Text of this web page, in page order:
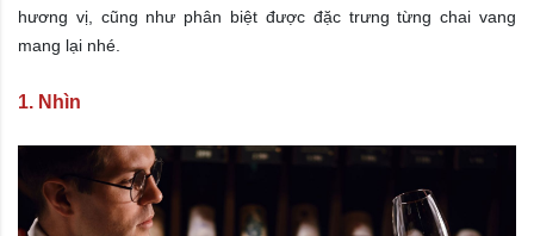
hương vị, cũng như phân biệt được đặc trưng từng chai vang
mang lại nhé.
1. Nhìn